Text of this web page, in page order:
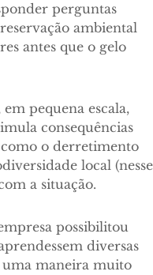
perguntas
ambiental
antes que o gelo
pequena escala,
consequências
o derretimento
local (nesse
a situação.
possibilitou
diversas
uma maneira muito